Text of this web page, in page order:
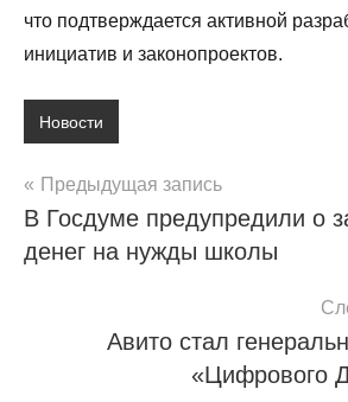
что подтверждается активной
инициатив и законопроектов.
Новости
Навигация
по
записям
Предыдущая запись
В Госдуме предупредили о
денег на нужды школы
Авито стал
«Цифрового